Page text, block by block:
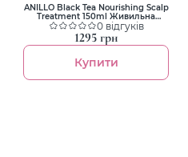
ANILLO Black Tea Nourishing Scalp
Treatment 150ml Живильна
зміцнююча маска для волосся
0 відгуків
1295 грн
Купити